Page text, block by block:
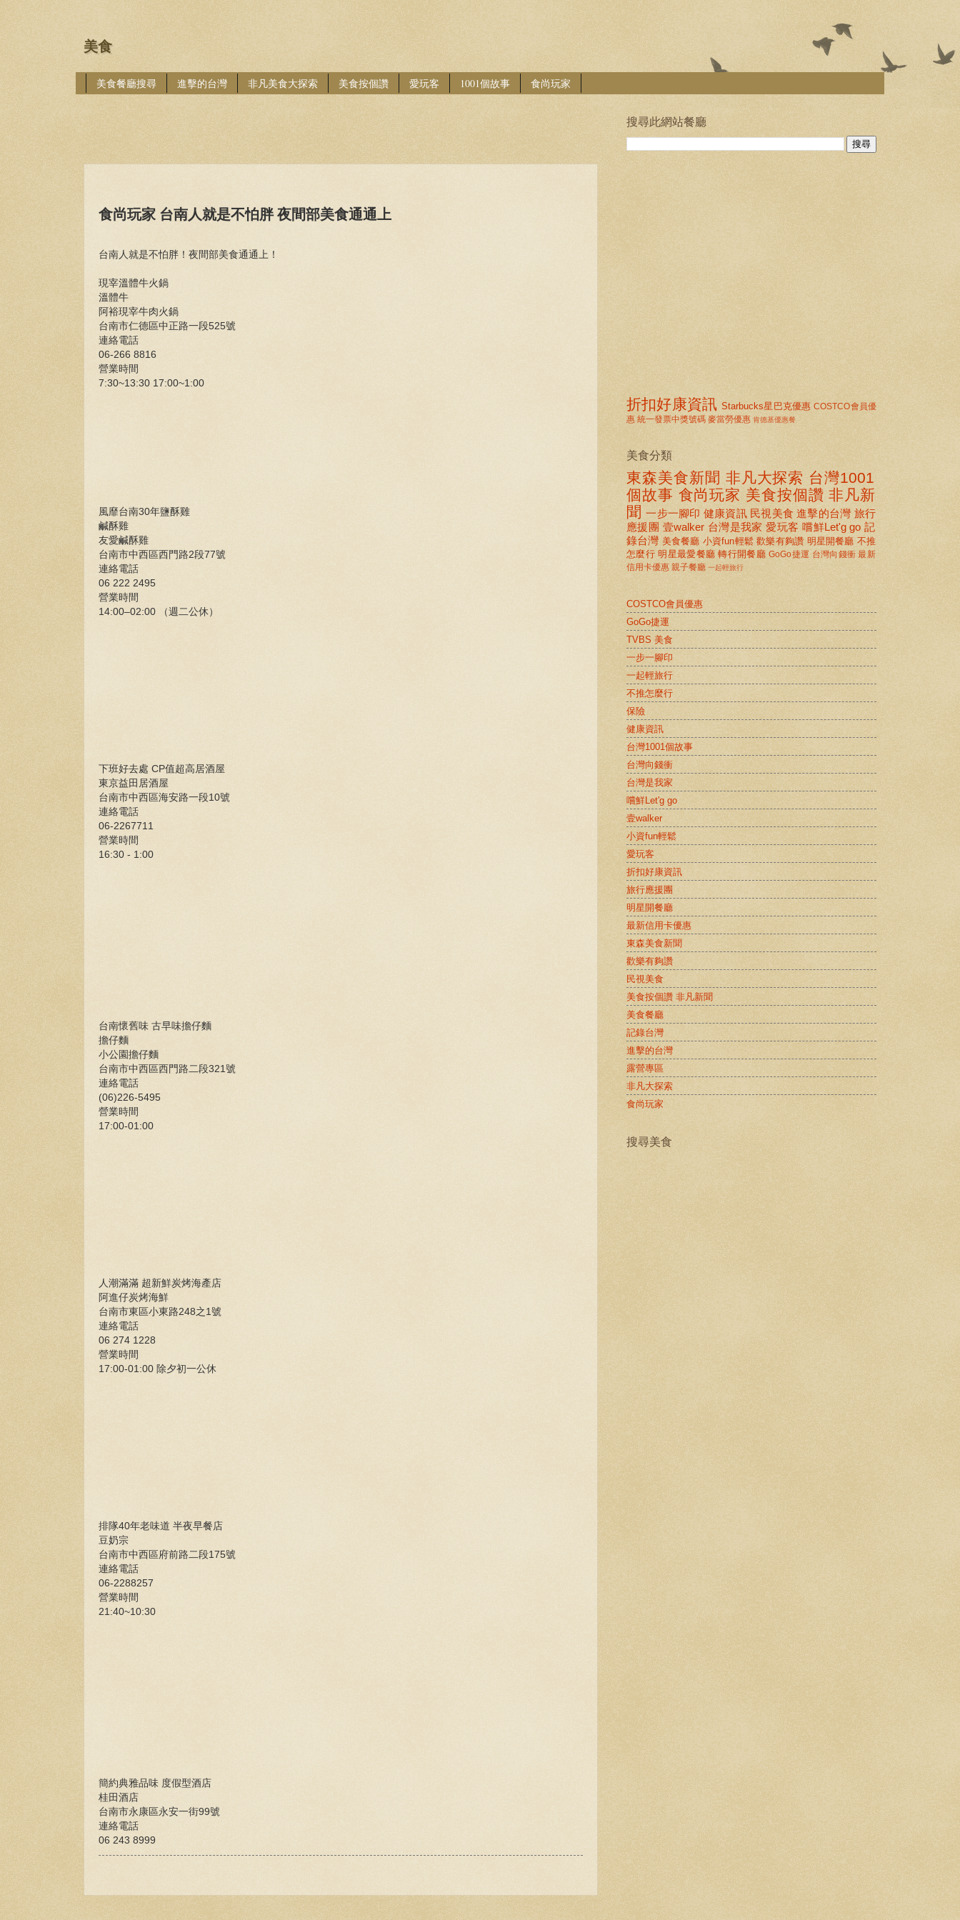
美食
美食餐廳搜尋 進擊的台灣 非凡美食大探索 美食按個讚 愛玩客 1001個故事 食尚玩家
食尚玩家 台南人就是不怕胖 夜間部美食通通上
台南人就是不怕胖！夜間部美食通通上！
現宰溫體牛火鍋
溫體牛
阿裕現宰牛肉火鍋
台南市仁德區中正路一段525號
連絡電話
06-266 8816
營業時間
7:30~13:30 17:00~1:00
風靡台南30年鹽酥雞
鹹酥雞
友愛鹹酥雞
台南市中西區西門路2段77號
連絡電話
06 222 2495
營業時間
14:00–02:00 （週二公休）
下班好去處 CP值超高居酒屋
東京益田居酒屋
台南市中西區海安路一段10號
連絡電話
06-2267711
營業時間
16:30 - 1:00
台南懷舊味 古早味擔仔麵
擔仔麵
小公園擔仔麵
台南市中西區西門路二段321號
連絡電話
(06)226-5495
營業時間
17:00-01:00
人潮滿滿 超新鮮炭烤海產店
阿進仔炭烤海鮮
台南市東區小東路248之1號
連絡電話
06 274 1228
營業時間
17:00-01:00 除夕初一公休
排隊40年老味道 半夜早餐店
豆奶宗
台南市中西區府前路二段175號
連絡電話
06-2288257
營業時間
21:40~10:30
簡約典雅品味 度假型酒店
桂田酒店
台南市永康區永安一街99號
連絡電話
06 243 8999
搜尋此網站餐廳
折扣好康資訊 Starbucks星巴克優惠 COSTCO會員優
惠 統一發票中獎號碼 麥當勞優惠 肯德基優惠餐
美食分類
東森美食新聞 非凡大探索 台灣1001
個故事 食尚玩家 美食按個讚 非凡新
聞 一步一腳印 健康資訊 民視美食 進擊的台灣 旅行
應援團 壹walker 台灣是我家 愛玩客 嚐鮮Let'g go 記
錄台灣 美食餐廳 小資fun輕鬆 歡樂有夠讚 明星開餐廳 不推
怎麼行 明星最愛餐廳 轉行開餐廳 GoGo捷運 台灣向錢衝 最新
信用卡優惠 親子餐廳 一起輕旅行
COSTCO會員優惠
GoGo捷運
TVBS 美食
一步一腳印
一起輕旅行
不推怎麼行
保險
健康資訊
台灣1001個故事
台灣向錢衝
台灣是我家
嚐鮮Let'g go
壹walker
小資fun輕鬆
愛玩客
折扣好康資訊
旅行應援團
明星開餐廳
最新信用卡優惠
東森美食新聞
歡樂有夠讚
民視美食
美食按個讚 非凡新聞
美食餐廳
記錄台灣
進擊的台灣
露營專區
非凡大探索
食尚玩家
搜尋美食